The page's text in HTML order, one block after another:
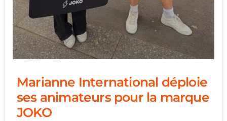
Marianne International déploie
ses animateurs pour la marque
JOKO